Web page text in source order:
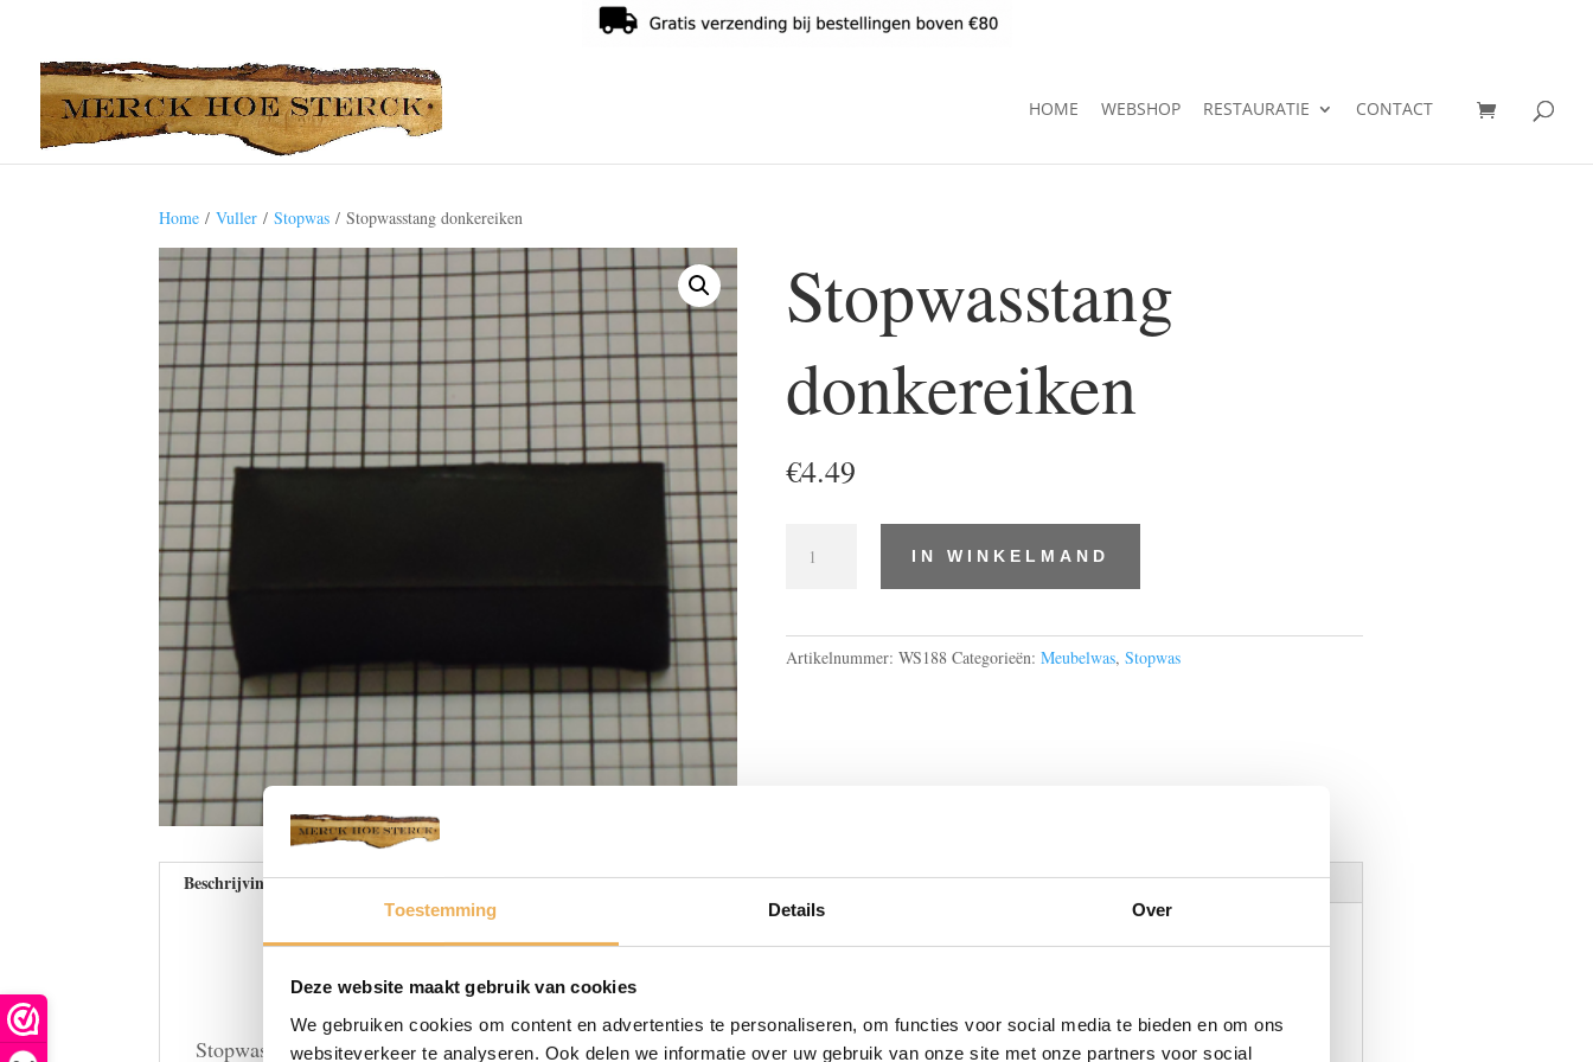
Toestemming Details Over
Deze website maakt gebruik van cookies
We gebruiken cookies om content en advertenties te personaliseren, om functies voor social media te bieden en om ons
websiteverkeer te analyseren. Ook delen we informatie over uw gebruik van onze site met onze partners voor social
HOME WEBSHOP RESTAURATIE CONTACT
Home /Vuller /Stopwas / Stopwasstang donkereiken
Stopwasstang
donkereiken
€4.49
donkereiken
IN WINKELMAND
Artikelnummer: WS188 Categorieën: Meubelwas, Stopwas
Beschrijving Beoordelingen (0)
BESCHRIJVING
Stopwas heeft als voornaamste functie om kleine beschadigingen in meubels te herstellen. Stopwas is een vorm van was die